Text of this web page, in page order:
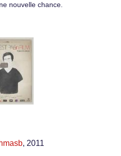
nouvelle chance.
, 2011